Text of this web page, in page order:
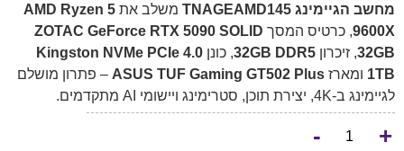
מחשב הגיימינג TNAGEAMD145 משלב את AMD Ryzen 5
9600X, כרטיס המסך ZOTAC GeForce RTX 5090 SOLID
32GB, זיכרון 32GB DDR5, כונן Kingston NVMe PCIe 4.0
1TB ומארז ASUS TUF Gaming GT502 Plus – פתרון מושלם
לגיימינג ב-4K, יצירת תוכן, סטרימינג ויישומי AI מתקדמים.
+
-